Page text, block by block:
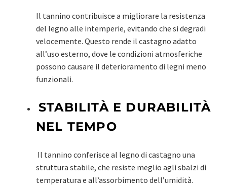
Il tannino contribuisce a migliorare la resistenza
del legno alle intemperie, evitando che si degradi
velocemente. Questo rende il castagno adatto
all’uso esterno, dove le condizioni atmosferiche
possono causare il deterioramento di legni meno
funzionali.
STABILITÀ E DURABILITÀ
NEL TEMPO
Il tannino conferisce al legno di castagno una
struttura stabile, che resiste meglio agli sbalzi di
temperatura e all’assorbimento dell’umidità.